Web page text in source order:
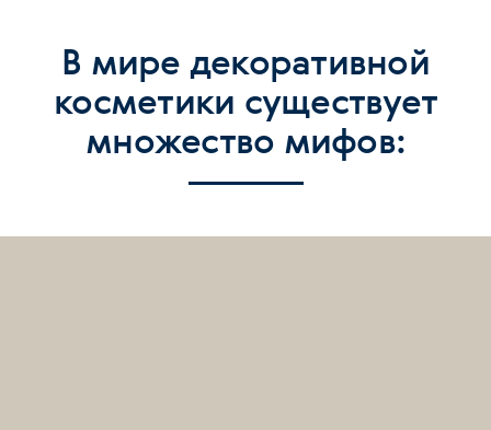
В мире декоративной
косметики существует
множество мифов: